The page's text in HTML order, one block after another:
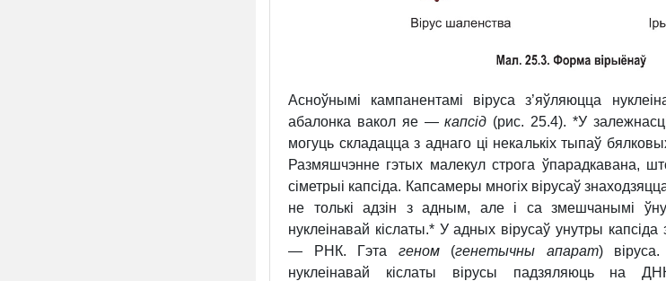
Асноўнымі кампанентамі віруса з’яўляюцца
абалонка вакол яе —капсід (рис. 25.4). *У
могуць складацца з аднаго ці некалькіх тыпаў
Размяшчэнне гэтых малекул строга ўпарадкавана,
сіметрыі капсіда. Капсамеры многіх вірусаў
не толькі адзін з адным, але і са змешчанымі
нуклеінавай кіслаты.* Уадных вірусаў унутры капсіда
— РНК. Гэта геном(генетычны апарат)
нуклеінавай кіслаты вірусы падзяляюць на